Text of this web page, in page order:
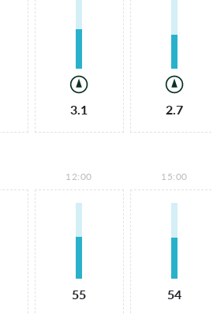
3.1 2.7
12:00
55
15:00
54